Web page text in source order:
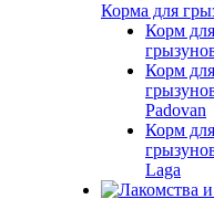
Корма для
Корм для
Корм для
Padovan
Корм для
Laga